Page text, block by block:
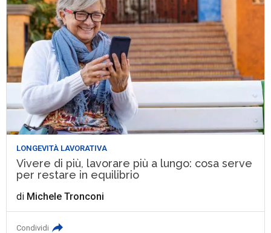
LONGEVITÀ LAVORATIVA
Vivere di più, lavorare più a lungo: cosa serve
per restare in equilibrio
di Michele Tronconi
Condividi